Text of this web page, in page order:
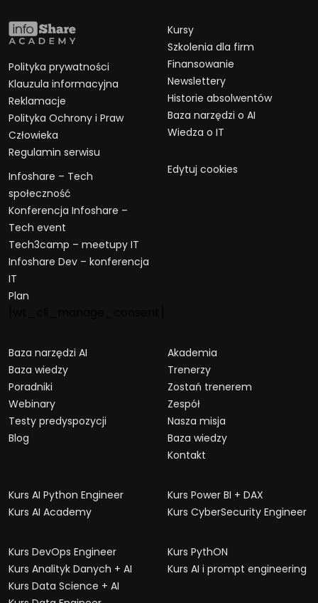
Polityka prywatności
Klauzula informacyjna
Reklamacje
Polityka Ochrony i Praw
Człowieka
Regulamin serwisu
Infoshare – Tech
społeczność
Konferencja Infoshare –
Tech event
Tech3camp – meetupy IT
Infoshare Dev – konferencja
IT
Plan
Kursy
Szkolenia dla firm
Finansowanie
Newslettery
Historie absolwentów
Baza narzędzi o AI
Wiedza o IT
Edytuj cookies
Baza narzędzi AI
Baza wiedzy
Poradniki
Webinary
Testy predyspozycji
Blog
Akademia
Trenerzy
Zostań trenerem
Zespół
Nasza misja
Baza wiedzy
Kontakt
Kurs AI Python Engineer
Kurs AI Academy
Kurs Power BI + DAX
Kurs CyberSecurity Engineer
Kurs DevOps Engineer
Kurs Analityk Danych + AI
Kurs Data Science + AI
Kurs PythON
Kurs AI i prompt engineering